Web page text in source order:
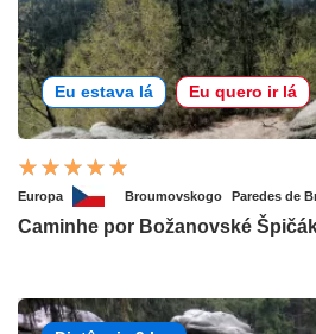
Eu estava lá Eu quero ir lá
Europa Broumovskogo Paredes de
Caminhe por Božanovské